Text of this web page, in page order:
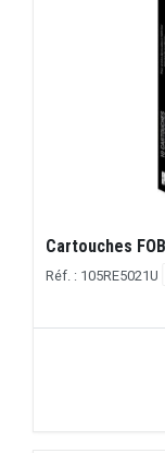
Cartouches
Réf. : 105RE5021U